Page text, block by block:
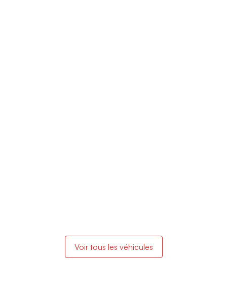
Voir tous les véhicules